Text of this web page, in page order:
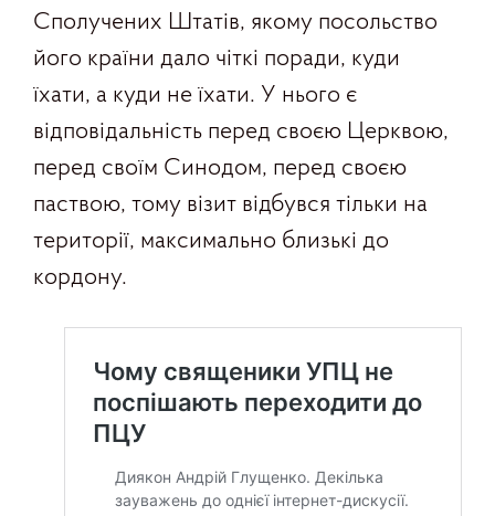
Сполучених Штатів, якому посольство
його країни дало чіткі поради, куди
їхати, а куди не їхати. У нього є
відповідальність перед своєю Церквою,
перед своїм Синодом, перед своєю
паствою, тому візит відбувся тільки на
території, максимально близькі до
кордону.